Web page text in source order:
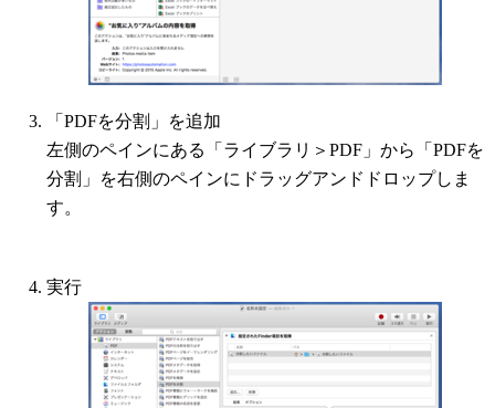
「PDFを分割」を追加
左側のペインにある「ライブラリ＞PDF」から「PDFを
分割」を右側のペインにドラッグアンドドロップしま
す。
実行